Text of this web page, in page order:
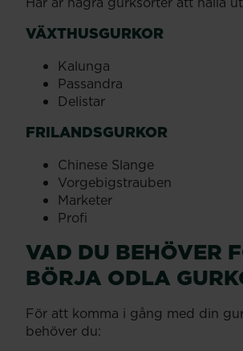
VÄXTHUSGURKOR
Kalunga
Passandra
Delistar
FRILANDSGURKOR
Chinese Slange
Vorgebigstrauben
Marketer
Profi
VAD DU BEHÖVER
BÖRJA ODLA
För att komma i gång med din
behöver du: